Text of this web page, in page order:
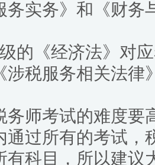
务实务》和《财务
《经济法》对应
涉税服务相关法律
考试的难度要
通过所有的考试，
有科目，所以建议